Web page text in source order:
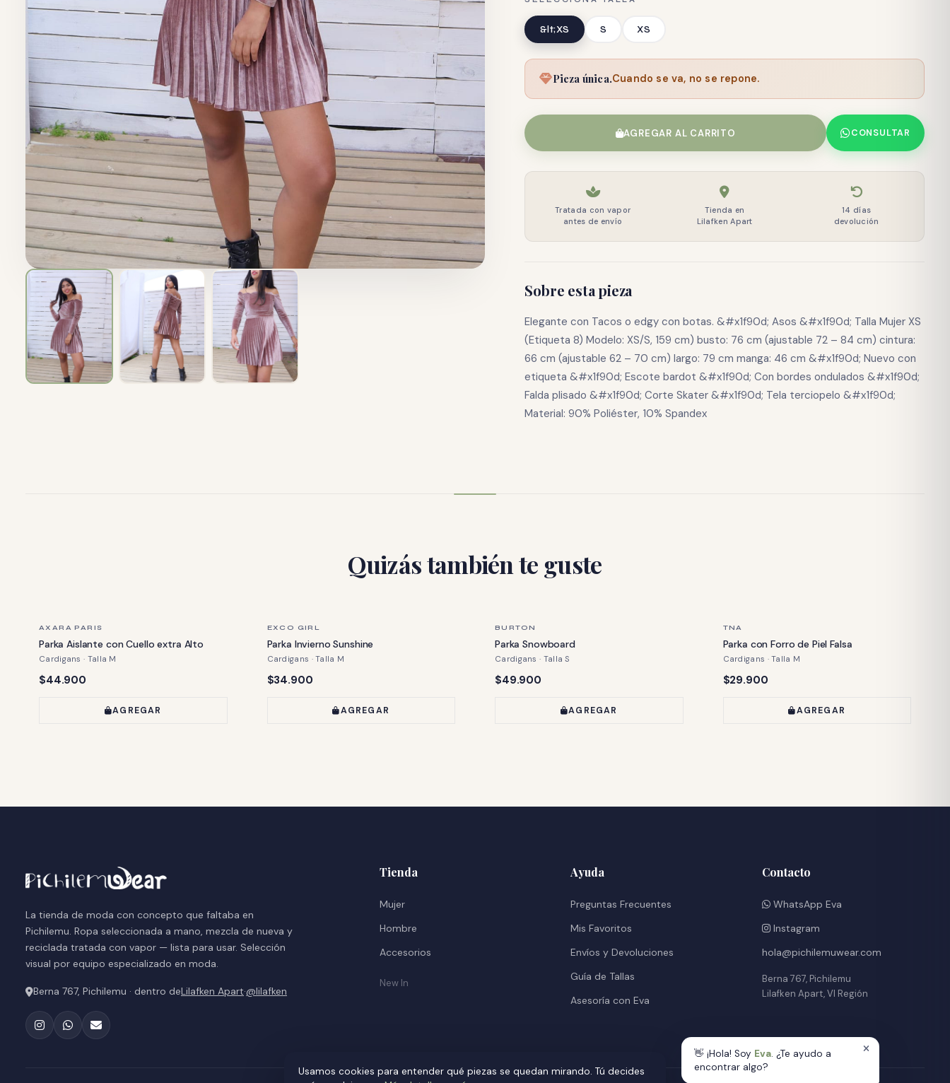
&lt;XS S XS
Pieza única.Cuando se va, no se repone.
AGREGAR AL CARRITO CONSULTAR
Tratada con vapor
antes de envío
Tienda en
Lilafken Apart
14 días
devolución
Sobre esta pieza
Elegante con Tacos o edgy con botas. &#x1f90d; Asos &#x1f90d; Talla Mujer XS
(Etiqueta 8) Modelo: XS/S, 159 cm) busto: 76 cm (ajustable 72 – 84 cm) cintura:
66 cm (ajustable 62 – 70 cm) largo: 79 cm manga: 46 cm &#x1f90d; Nuevo con
etiqueta &#x1f90d; Escote bardot &#x1f90d; Con bordes ondulados &#x1f90d;
Falda plisado &#x1f90d; Corte Skater &#x1f90d; Tela terciopelo &#x1f90d;
Material: 90% Poliéster, 10% Spandex
Quizás también te guste
ÚLTIMA PIEZA
AXARA PARIS
Parka Aislante con Cuello extra Alto
Cardigans · Talla M
Precio:
$44.900
AGREGAR
ÚLTIMA PIEZA
EXCO GIRL
Parka Invierno Sunshine
Cardigans · Talla M
Precio:
$34.900
AGREGAR
ÚLTIMA PIEZA
BURTON
Parka Snowboard
Cardigans · Talla S
Precio:
$49.900
AGREGAR
ÚLTIMA PIEZA
TNA
Parka con Forro de Piel Falsa
Cardigans · Talla M
Precio:
$29.900
AGREGAR
La tienda de moda con concepto que faltaba en
Pichilemu. Ropa seleccionada a mano, mezcla de nueva y
reciclada tratada con vapor — lista para usar. Selección
visual por equipo especializado en moda.
Berna 767, Pichilemu · dentro deLilafken Apart·@lilafken
Tienda
Mujer
Hombre
Accesorios
New In
Ayuda
Preguntas Frecuentes
Mis Favoritos
Envíos y Devoluciones
Guía de Tallas
Asesoría con Eva
Contacto
WhatsApp Eva
Instagram
hola@pichilemuwear.com
Berna 767, Pichilemu
Lilafken Apart, VI Región
Usamos cookies para entender qué piezas se quedan mirando. Tú decides
👋 ¡Hola! Soy Eva. ¿Te ayudo a
encontrar algo?